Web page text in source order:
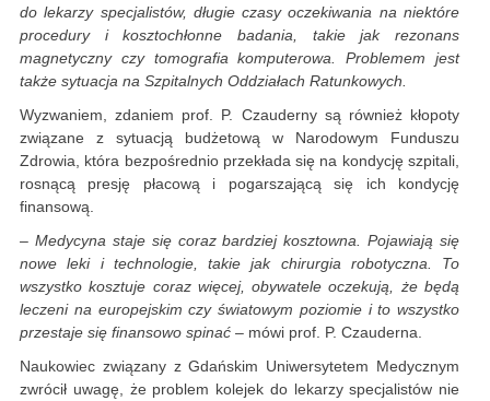
do lekarzy specjalistów, długie czasy oczekiwania na niektóre
procedury i kosztochłonne badania, takie jak rezonans
magnetyczny czy tomografia komputerowa. Problemem jest
także sytuacja na Szpitalnych Oddziałach Ratunkowych.
Wyzwaniem, zdaniem prof. P. Czauderny są również kłopoty
związane z sytuacją budżetową w Narodowym Funduszu
Zdrowia, która bezpośrednio przekłada się na kondycję szpitali,
rosnącą presję płacową i pogarszającą się ich kondycję
finansową.
– Medycyna staje się coraz bardziej kosztowna. Pojawiają się
nowe leki i technologie, takie jak chirurgia robotyczna. To
wszystko kosztuje coraz więcej, obywatele oczekują, że będą
leczeni na europejskim czy światowym poziomie i to wszystko
przestaje się finansowo spinać – mówi prof. P. Czauderna.
Naukowiec związany z Gdańskim Uniwersytetem Medycznym
zwrócił uwagę, że problem kolejek do lekarzy specjalistów nie